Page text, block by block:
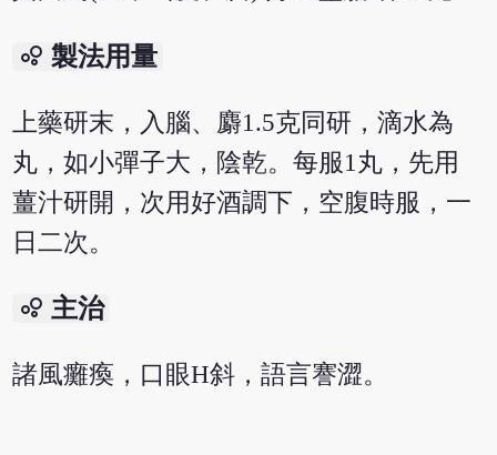
bubble_chart 製法用量
上藥研末，入腦、麝1.5克同研，滴水為
丸，如小彈子大，陰乾。每服1丸，先用
薑汁研開，次用好酒調下，空腹時服，一
日二次。
bubble_chart 主治
諸風癱瘓，口眼Н斜，語言謇澀。